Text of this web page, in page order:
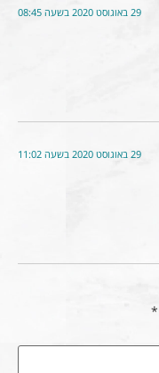
29 באוגוסט 2020 בשעה 08:45
29 באוגוסט 2020 בשעה 11:02
*